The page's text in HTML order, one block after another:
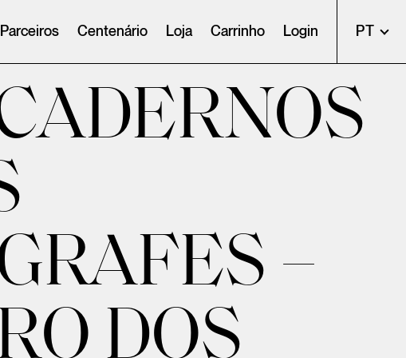
Parceiros Centenário Loja Carrinho Login PT
–
DOS